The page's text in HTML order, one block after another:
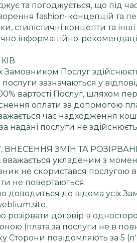
та погоджується, що під
fashion-концепцій та
стилістичні концепти та
інформаційно-
Замовником Послуг
зазначаються у
вартості Послуг, шляхом
оплати за допомогою
час надходження
надані послуги не
ВНЕСЕННЯ ЗМІН ТА
вважається укладеним з
не скористався послугою в
не повертаються.
доводиться до відома усіх
розірвати договір в
(плата за послуги не в
Сторони повідомляють за 5